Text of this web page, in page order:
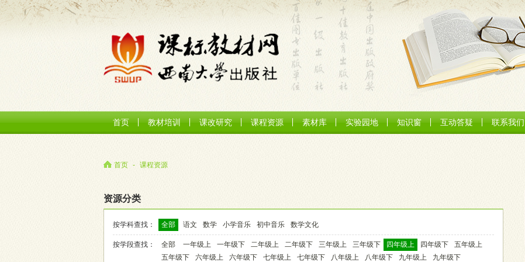
首页 教材培训 课改研究 课程资源 素材库 实验园地 知识窗 互动答疑 联系我们
首页 - 课程资源
资源分类
按学科查找： 全部 语文 数学 小学音乐 初中音乐 数学文化
按学段查找： 全部 一年级上 一年级下 二年级上 二年级下 三年级上 三年级下 四年级上 四年级下
五年级上
五年级下
六年级上 六年级下 七年级上 七年级下 八年级上 八年级下 九年级上 九年级下